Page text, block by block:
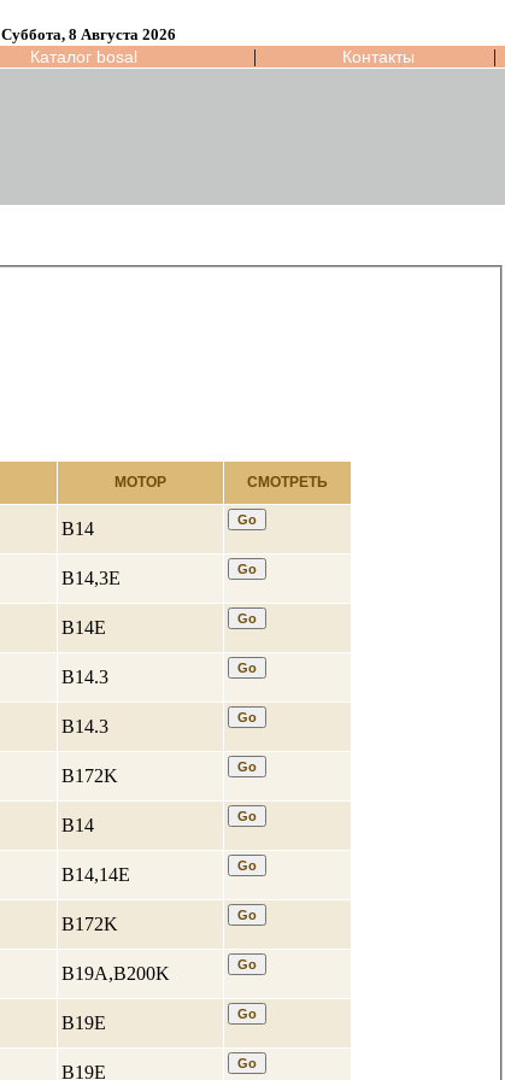
Суббота, 8 Августа 2026
Каталог bosal | Контакты |
МОТОР СМОТРЕТЬ
B14
B14,3E
B14E
B14.3
B14.3
B172K
B14
B14,14E
B172K
B19A,B200K
B19E
B19E